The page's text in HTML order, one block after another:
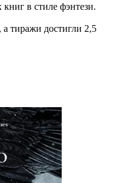
в стиле фэнтези.
тиражи достигли 2,5